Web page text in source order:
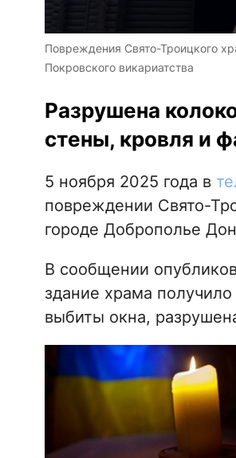
Повреждения Свято-Троицкого
Покровского викариатства
Разрушена
стены, кровля и
5 ноября 2025 года в
повреждении Свято-
городе Доброполье
В сообщении
здание храма
выбиты окна,